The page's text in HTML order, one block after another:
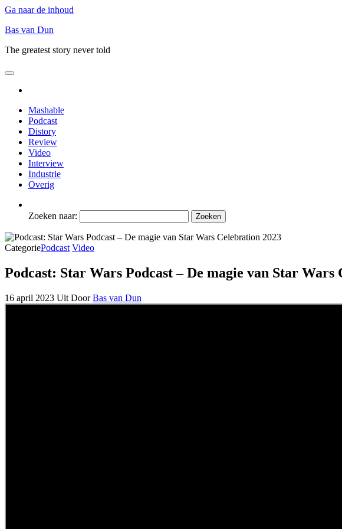
Ga naar de inhoud
Bas van Dun
The greatest story never told
Mashable
Podcast
Distory
Review
Video
Interview
Industrie
Overig
Zoeken naar:
CategoriePodcast Video
Podcast: Star Wars Podcast – De magie van Star Wars
16 april 2023 Uit Door Bas van Dun